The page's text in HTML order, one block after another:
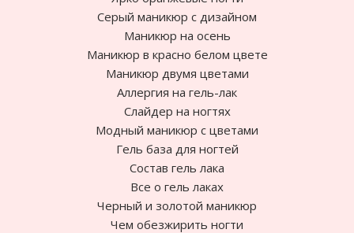
Cерый маникюр с дизайном
Маникюр на осень
Маникюр в красно белом цвете
Маникюр двумя цветами
Аллергия на гель-лак
Слайдер на ногтях
Модный маникюр с цветами
Гель база для ногтей
Состав гель лака
Все о гель лаках
Черный и золотой маникюр
Чем обезжирить ногти